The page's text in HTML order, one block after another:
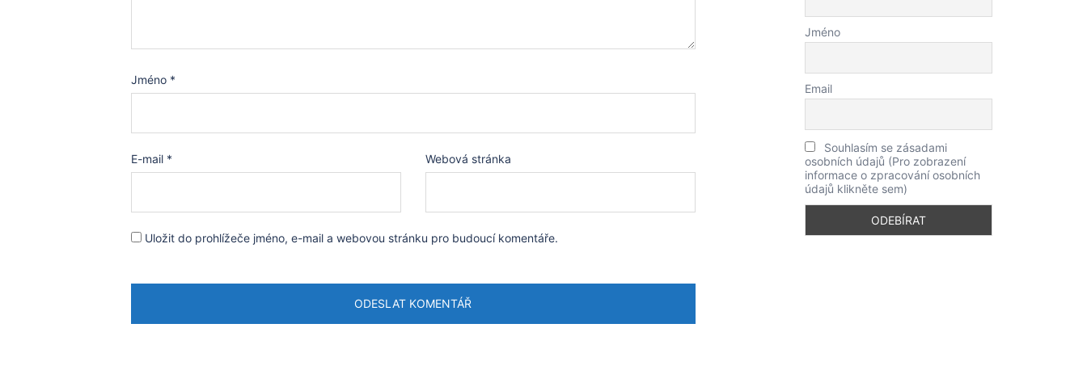
Jméno *
E-mail * Webová stránka
Uložit do prohlížeče jméno, e-mail a webovou stránku pro budoucí komentáře.
Jméno
Email
Souhlasím se zásadami
osobních údajů (Pro zobrazení
informace o zpracování osobních
údajů klikněte sem)